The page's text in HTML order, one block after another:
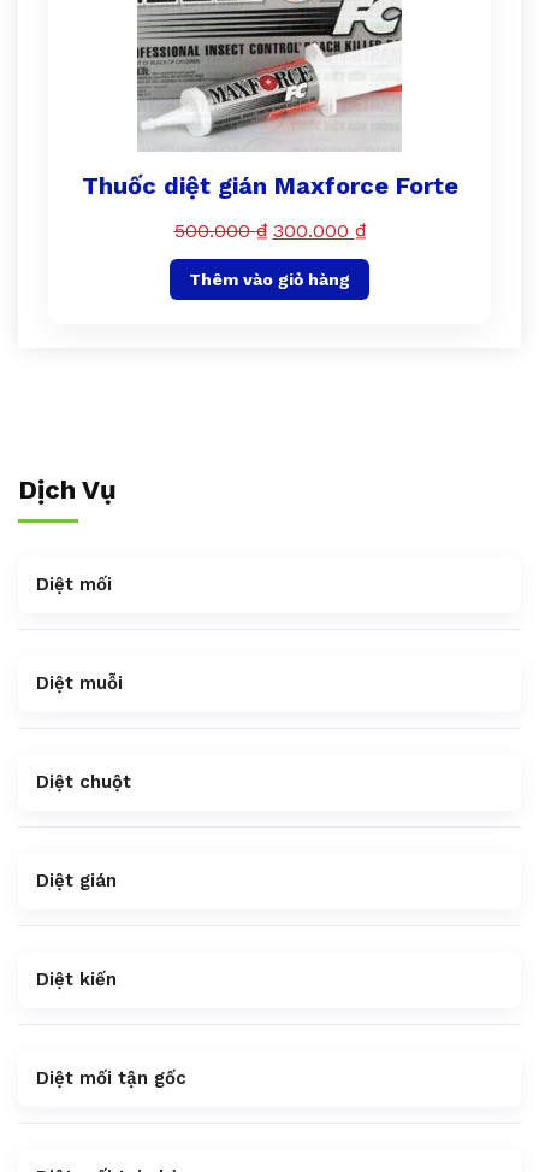
Thuốc diệt gián Maxforce Forte
500.000₫ 300.000 ₫
Thêm vào giỏ hàng
Dịch Vụ
Diệt mối
Diệt muỗi
Diệt chuột
Diệt gián
Diệt kiến
Diệt mối tận gốc